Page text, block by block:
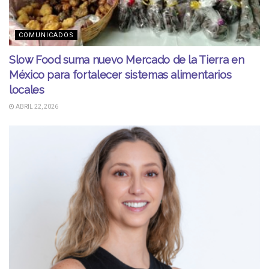
COMUNICADOS
Slow Food suma nuevo Mercado de la Tierra en
México para fortalecer sistemas alimentarios
locales
ABRIL 22, 2026